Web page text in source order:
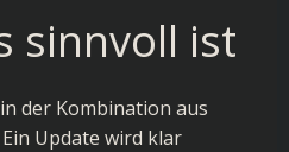
sinnvoll ist
der Kombination aus
Update wird klar